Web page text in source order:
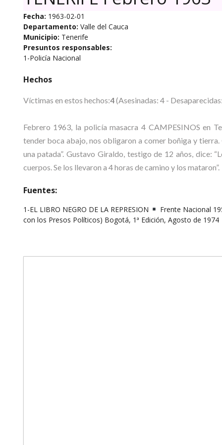
Fecha: 1963-02-01
Departamento: Valle del Cauca
Municipio: Tenerife
Presuntos responsables:
1-Policía Nacional
Hechos
Víctimas en estos hechos:4(Asesinadas: 4 -
Febrero 1963, la policía masacra 4 CAMPESINOS en
tender boca abajo, nos obligaron a comer boñiga y
una patada”. Gustavo Giraldo, testigo de 12 años, dice:
cuerpos. Se los llevaron a 4 horas de camino y los mataron”.
Fuentes:
1-EL LIBRO NEGRO DE LA REPRESION
Frente Nacional
con los Presos Políticos) Bogotá, 1ª Edición, Agosto de 1974